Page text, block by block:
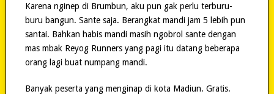
Karena nginep di Brumbun, aku pun gak perlu terburu-
buru bangun. Sante saja. Berangkat mandi jam 5 lebih pun
santai. Bahkan habis mandi masih ngobrol sante dengan
mas mbak Reyog Runners yang pagi itu datang beberapa
orang lagi buat numpang mandi.
Banyak peserta yang menginap di kota Madiun. Gratis.